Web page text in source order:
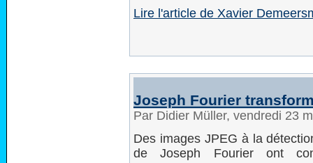
Lire l'article de Xavier
Joseph Fourier
Par Didier Müller, vendredi 23
Des images JPEG à la
de Joseph Fourier ont